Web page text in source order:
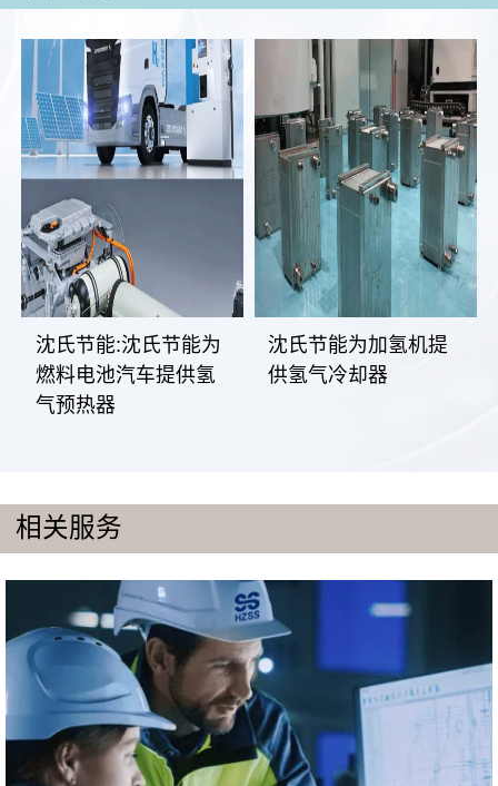
沈氏节能:沈氏节能为
燃料电池汽车提供氢
气预热器
沈氏节能为加氢机提
供氢气冷却器
相关服务